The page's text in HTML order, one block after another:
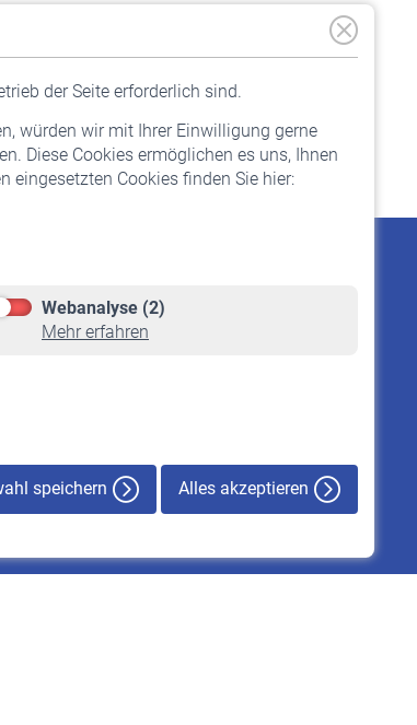
der Seite erforderlich sind.
würden wir mit Ihrer Einwilligung gerne
Diese Cookies ermöglichen es uns, Ihnen
eingesetzten Cookies finden Sie hier:
Webanalyse (2)
Mehr erfahren
speichern Alles akzeptieren
beantragen